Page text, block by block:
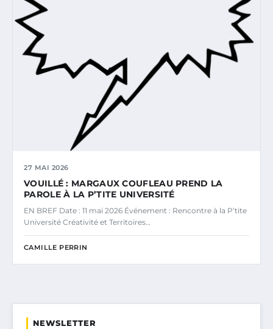
27 MAI 2026
VOUILLÉ : MARGAUX COUFLEAU PREND LA
PAROLE À LA P’TITE UNIVERSITÉ
EN BREF Date : 11 mai 2026 Événement : Rencontre à la P’tite
Université Créativité et Territoires…
CAMILLE PERRIN
NEWSLETTER